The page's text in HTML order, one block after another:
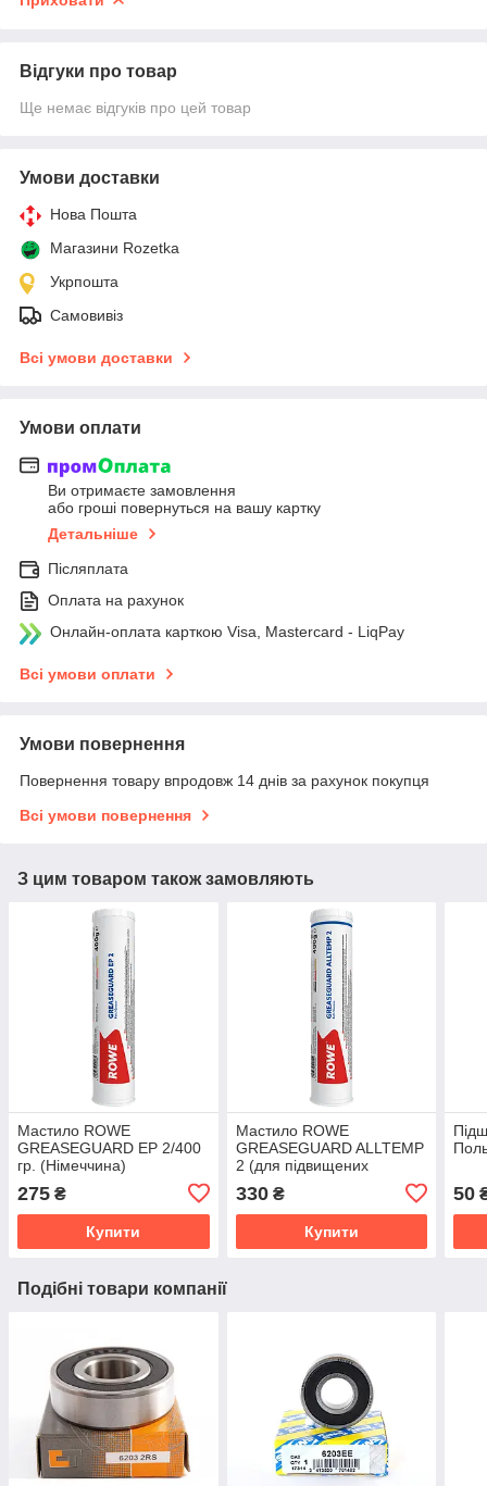
Відгуки про товар
Ще немає відгуків про цей товар
Умови доставки
Нова Пошта
Магазини Rozetka
Укрпошта
Самовивіз
Всі умови доставки
Умови оплати
Ви отримаєте замовлення
або гроші повернуться на вашу картку
Детальніше
Післяплата
Оплата на рахунок
Онлайн-оплата карткою Visa, Mastercard - LiqPay
Всі умови оплати
Умови повернення
Повернення товару впродовж 14 днів за рахунок покупця
Всі умови повернення
З цим товаром також замовляють
Мастило ROWE
GREASEGUARD EP 2/400
гр. (Німеччина)
275 ₴
Купити
Мастило ROWE
GREASEGUARD ALLTEMP
2 (для підвищених
(Німеччина)
330₴
Купити
50
Подібні товари компанії